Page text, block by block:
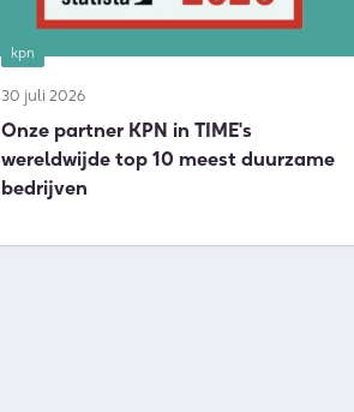
kpn
30 juli 2026
Onze partner KPN in TIME's
wereldwijde top 10 meest duurzame
bedrijven